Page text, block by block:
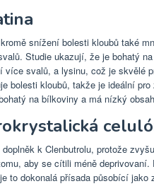
snížení bolesti kloubů také
Studie ukazují, že je bohatý
více svalů, a lysinu, což je skvělé
bolesti kloubů, takže je ideální
na bílkoviny a má nízký
k Clenbutrolu, protože
aby se cítili méně
to dokonalá přísada působící jako